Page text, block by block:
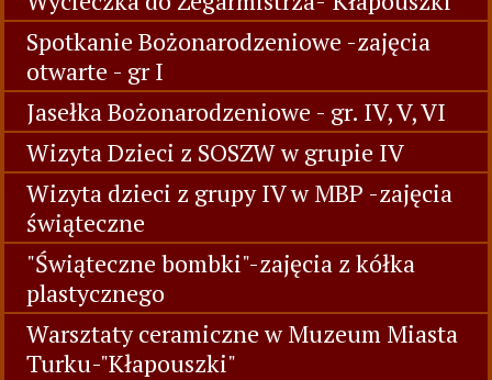
Spotkanie Bożonarodzeniowe -zajęcia
otwarte - gr I
Jasełka Bożonarodzeniowe - gr. IV, V, VI
Wizyta Dzieci z SOSZW w grupie IV
Wizyta dzieci z grupy IV w MBP -zajęcia
świąteczne
"Świąteczne bombki"-zajęcia z kółka
plastycznego
Warsztaty ceramiczne w Muzeum Miasta
Turku-"Kłapouszki"